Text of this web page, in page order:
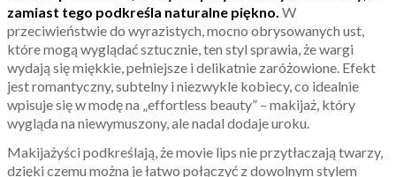
zamiast tego podkreśla naturalne piękno. W
przeciwieństwie do wyrazistych, mocno obrysowanych ust,
które mogą wyglądać sztucznie, ten styl sprawia, że wargi
wydają się miękkie, pełniejsze i delikatnie zaróżowione. Efekt
jest romantyczny, subtelny i niezwykle kobiecy, co idealnie
wpisuje się w modę na „effortless beauty” – makijaż, który
wygląda na niewymuszony, ale nadal dodaje uroku.
Makijażyści podkreślają, że movie lips nie przytłaczają twarzy,
dzięki czemu można je łatwo połączyć z dowolnym stylem